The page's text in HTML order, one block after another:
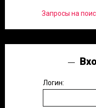
Запросы на
Логин: